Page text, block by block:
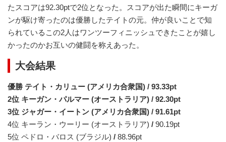
たスコアは92.30ptで2位となった。スコアが出た瞬間にキーガ
ンが駆け寄ったのは優勝したテイトの元。仲が良いことで知
られているこの2人はワンツーフィニッシュできたことが嬉し
かったのかお互いの健闘を称えあった。
大会結果
優勝 テイト・カリュー (アメリカ合衆国) / 93.33pt
2位 キーガン・パルマー (オーストラリア) / 92.30pt
3位 ジャガー・イートン (アメリカ合衆国) / 91.61pt
4位 キーラン・ウーリー (オーストラリア) / 90.19pt
5位 ペドロ・バロス (ブラジル) / 88.96pt